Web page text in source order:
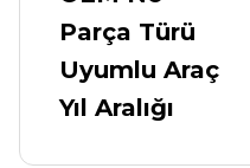
Parça Türü
Uyumlu Araç
Yıl Aralığı